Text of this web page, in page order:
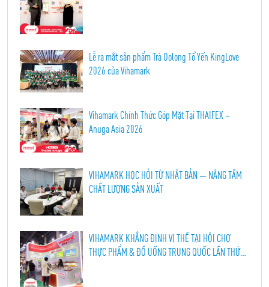
Lễ ra mắt sản phẩm Trà Oolong Tổ Yến KingLove
2026 của Vihamark
Vihamark Chính Thức Góp Mặt Tại THAIFEX –
Anuga Asia 2026
VIHAMARK HỌC HỎI TỪ NHẬT BẢN — NÂNG TẦM
CHẤT LƯỢNG SẢN XUẤT
VIHAMARK KHẲNG ĐỊNH VỊ THẾ TẠI HỘI CHỢ
THỰC PHẨM & ĐỒ UỐNG TRUNG QUỐC LẦN THỨ